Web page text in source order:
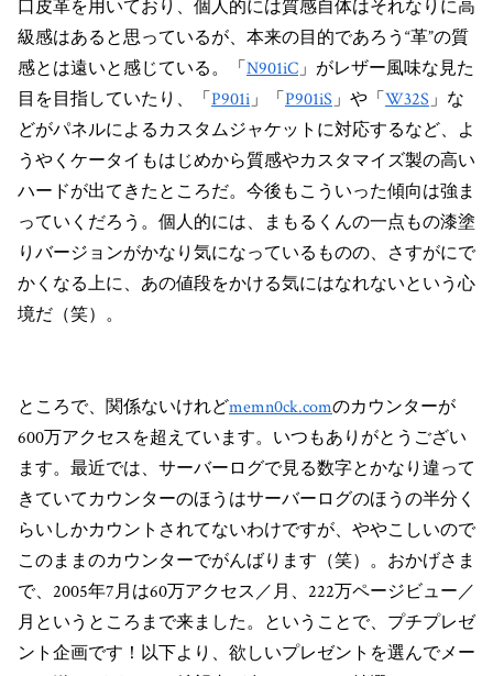
口皮革を用いており、個人的には質感自体はそれなりに高
級感はあると思っているが、本来の目的であろう“革”の質
感とは遠いと感じている。「N901iC」がレザー風味な見た
目を目指していたり、「P901i」「P901iS」や「W32S」な
どがパネルによるカスタムジャケットに対応するなど、よ
うやくケータイもはじめから質感やカスタマイズ製の高い
ハードが出てきたところだ。今後もこういった傾向は強ま
っていくだろう。個人的には、まもるくんの一点もの漆塗
りバージョンがかなり気になっているものの、さすがにで
かくなる上に、あの値段をかける気にはなれないという心
境だ（笑）。
ところで、関係ないけれどmemn0ck.comのカウンターが
600万アクセスを超えています。いつもありがとうござい
ます。最近では、サーバーログで見る数字とかなり違って
きていてカウンターのほうはサーバーログのほうの半分く
らいしかカウントされてないわけですが、ややこしいので
このままのカウンターでがんばります（笑）。おかげさま
で、2005年7月は60万アクセス／月、222万ページビュー／
月というところまで来ました。ということで、プチプレゼ
ント企画です！以下より、欲しいプレゼントを選んでメー